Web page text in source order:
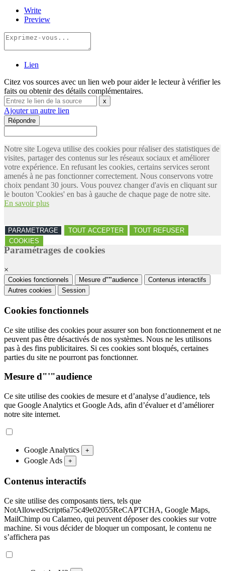
Write
Preview
Lien
Citez vos sources avec un lien web pour aider le lecteur à vérifier les
faits ou obtenir des détails complémentaires.
x
Ajouter un autre lien
Répondre
Notre site Logeva utilise des cookies pour réaliser des statistiques de
visites, partager des contenus sur les réseaux sociaux et améliorer
votre expérience. En refusant les cookies, certains services seront
amenés à ne pas fonctionner correctement. Nous conservons votre
choix pendant 30 jours. Vous pouvez changer d'avis en cliquant sur
le bouton 'Cookies' en bas à gauche de chaque page de notre site.
En savoir plus
PARAMETRAGE TOUT ACCEPTER
TOUT REFUSER
COOKIES
Paramétrages de cookies
×
Cookies fonctionnels Mesure d"'"audience
Contenus interactifs
Autres cookies
Session
Cookies fonctionnels
Ce site utilise des cookies pour assurer son bon fonctionnement et ne
peuvent pas être désactivés de nos systèmes. Nous ne les utilisons
pas à des fins publicitaires. Si ces cookies sont bloqués, certaines
parties du site ne pourront pas fonctionner.
Mesure d"'"audience
Ce site utilise des cookies de mesure et d’analyse d’audience, tels
que Google Analytics et Google Ads, afin d’évaluer et d’améliorer
notre site internet.
Google Analytics +
Google Ads +
Contenus interactifs
Ce site utilise des composants tiers, tels que
NotAllowedScript6a75c49e02055ReCAPTCHA, Google Maps,
MailChimp ou Calameo, qui peuvent déposer des cookies sur votre
machine. Si vous décider de bloquer un composant, le contenu ne
s’affichera pas